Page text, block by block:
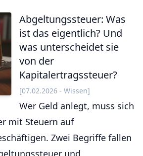
Abgeltungssteuer: Was
ist das eigentlich? Und
was unterscheidet sie
von der
Kapitalertragssteuer?
[07.02.2026 - Wissen]
Wer Geld anlegt, muss sich
mit Steuern auf
Zwei Begriffe fallen